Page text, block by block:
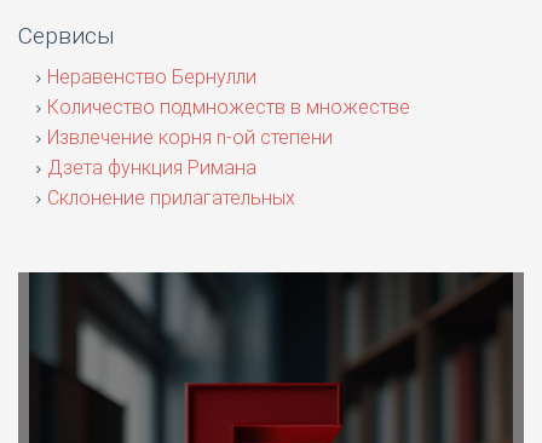
Сервисы
Неравенство Бернулли
Количество подмножеств в множестве
Извлечение корня n-ой степени
Дзета функция Римана
Склонение прилагательных